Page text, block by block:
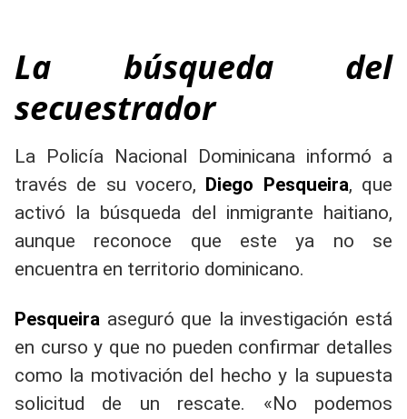
La búsqueda del
secuestrador
La Policía Nacional Dominicana informó a
través de su vocero, Diego Pesqueira, que
activó la búsqueda del inmigrante haitiano,
aunque reconoce que este ya no se
encuentra en territorio dominicano.
Pesqueira aseguró que la investigación está
en curso y que no pueden confirmar detalles
como la motivación del hecho y la supuesta
solicitud de un rescate. «No podemos